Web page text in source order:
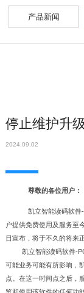
产品新闻
停止维护升
2024.09.02
尊敬的各位用户：
凯立智能读码软件
户提供免费使用及服务至
日宣布，将于不久的将来
凯立智能读码软件-
可能业务可能有所影响，
点。在这一时间点之后，